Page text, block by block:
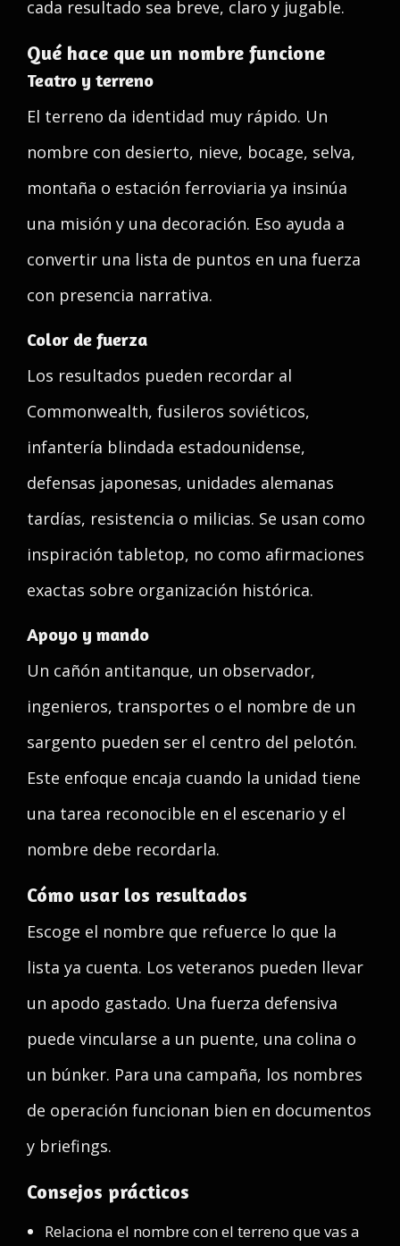
cada resultado sea breve, claro y jugable.
Qué hace que un nombre funcione
Teatro y terreno
El terreno da identidad muy rápido. Un
nombre con desierto, nieve, bocage, selva,
montaña o estación ferroviaria ya insinúa
una misión y una decoración. Eso ayuda a
convertir una lista de puntos en una fuerza
con presencia narrativa.
Color de fuerza
Los resultados pueden recordar al
Commonwealth, fusileros soviéticos,
infantería blindada estadounidense,
defensas japonesas, unidades alemanas
tardías, resistencia o milicias. Se usan como
inspiración tabletop, no como afirmaciones
exactas sobre organización histórica.
Apoyo y mando
Un cañón antitanque, un observador,
ingenieros, transportes o el nombre de un
sargento pueden ser el centro del pelotón.
Este enfoque encaja cuando la unidad tiene
una tarea reconocible en el escenario y el
nombre debe recordarla.
Cómo usar los resultados
Escoge el nombre que refuerce lo que la
lista ya cuenta. Los veteranos pueden llevar
un apodo gastado. Una fuerza defensiva
puede vincularse a un puente, una colina o
un búnker. Para una campaña, los nombres
de operación funcionan bien en documentos
y briefings.
Consejos prácticos
Relaciona el nombre con el terreno que vas a